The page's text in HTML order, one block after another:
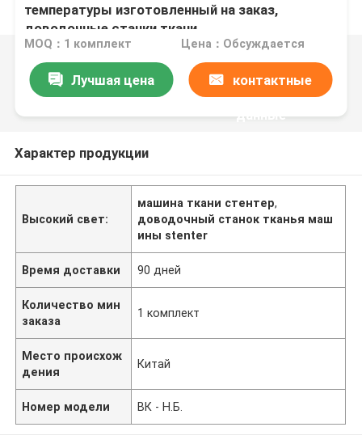
температуры изготовленный на заказ,
доводочные станки ткани
MOQ：1 комплект Цена：Обсуждается
Лучшая цена контактные
данные
Характер продукции
Высокий свет:
машина ткани стентер,
доводочный станок тканья маш
ины stenter
Время доставки 90 дней
Количество мин
заказа
1 комплект
Место происхож
дения
Китай
Номер модели ВК - Н.Б.